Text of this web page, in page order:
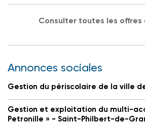
Consulter toutes les offres
Annonces sociales
Gestion du périscolaire de la ville
Gestion et exploitation du multi-
Petronille » - Saint-Philbert-de-